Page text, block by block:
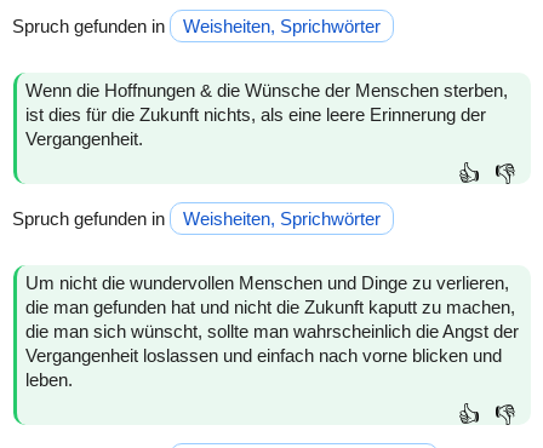
Spruch gefunden in Weisheiten, Sprichwörter
Wenn die Hoffnungen & die Wünsche der Menschen sterben,
ist dies für die Zukunft nichts, als eine leere Erinnerung der
Vergangenheit.
👍 👎
Spruch gefunden in Weisheiten, Sprichwörter
Um nicht die wundervollen Menschen und Dinge zu verlieren,
die man gefunden hat und nicht die Zukunft kaputt zu machen,
die man sich wünscht, sollte man wahrscheinlich die Angst der
Vergangenheit loslassen und einfach nach vorne blicken und
leben.
👍 👎